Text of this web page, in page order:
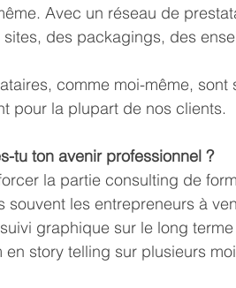
Avec un réseau de
des packagings, des
comme moi-même, sont
pour la plupart de nos clients.
tu ton avenir professionnel ?
la partie consulting de
souvent les entrepreneurs à
graphique sur le long
story telling sur plusieurs